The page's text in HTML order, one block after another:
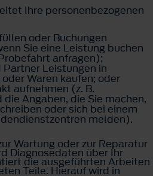
Ihre personenbezogenen
oder Buchungen
Sie eine Leistung buchen
anfragen);
Partner Leistungen in
Waren kaufen; oder
aufnehmen (z. B.
Angaben, die Sie machen,
oder sich bei einem
melden).
Wartung oder zur Reparatur
Diagnosedaten über Ihr
die ausgeführten Arbeiten
Teile. Hierauf wird in